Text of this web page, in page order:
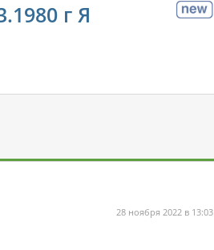
г Я
28 ноября 2022 в 13:03